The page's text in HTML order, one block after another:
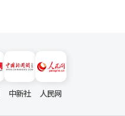
中新社 人民网